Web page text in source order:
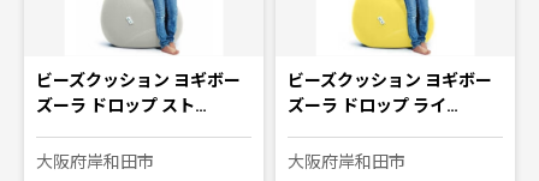
ビーズクッション ヨギボー
ズーラ ドロップ スト…
大阪府岸和田市
ビーズクッション ヨギボー
ズーラ ドロップ ライ…
大阪府岸和田市